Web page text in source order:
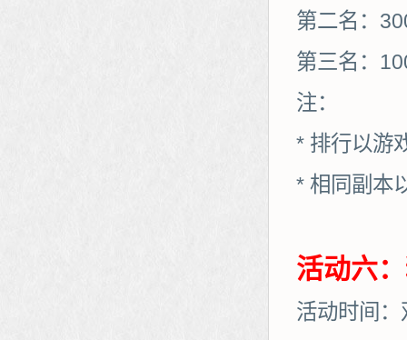
第二名：
第三名：
注：
* 排行以游
* 相同副本
活动六
活动时间